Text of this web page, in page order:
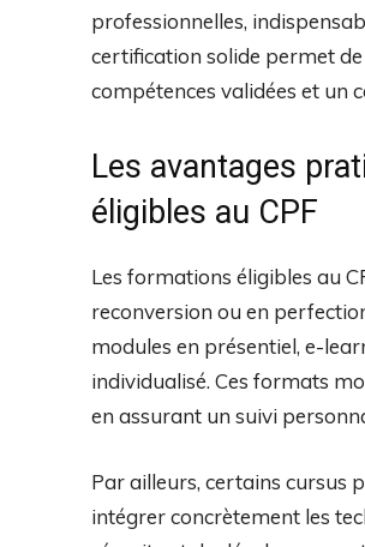
professionnelles,
certification solide permet
compétences validées et un
Les avantages
éligibles au CPF
Les formations éligibles au
reconversion ou en
modules en présentiel, e-
individualisé. Ces formats
en assurant un suivi
Par ailleurs, certains cursus
intégrer concrètement les